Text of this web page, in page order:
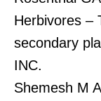
Herbivores –
secondary
INC.
Shemesh M